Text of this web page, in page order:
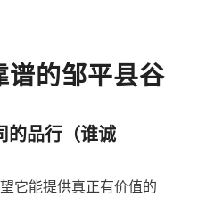
的邹平县谷
的品行（谁诚
它能提供真正有价值的